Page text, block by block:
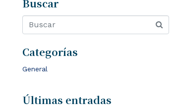
Buscar
Categorías
General
Últimas entradas